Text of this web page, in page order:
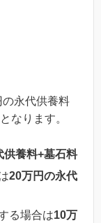
永代供養料
なります。
供養料+墓石料
20万円の永代
る場合は10万